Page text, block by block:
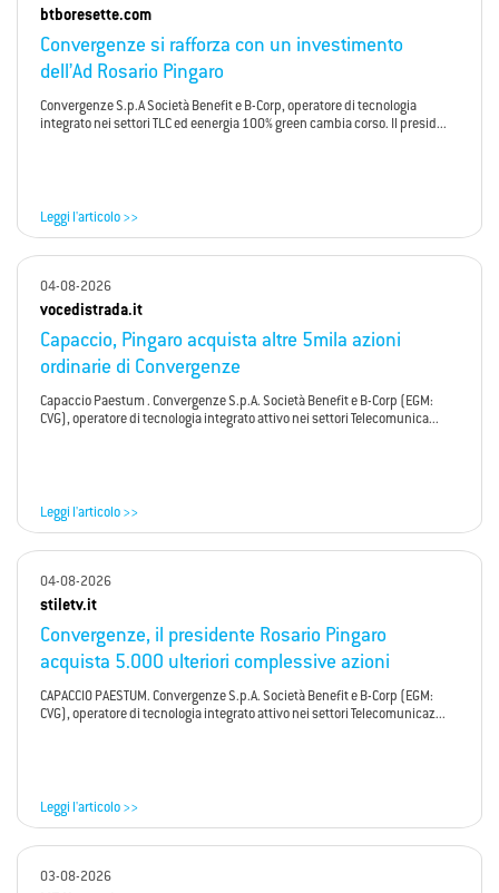
btboresette.com
Convergenze si rafforza con un investimento
dell’Ad Rosario Pingaro
Convergenze S.p.A Società Benefit e B-Corp, operatore di tecnologia
integrato nei settori TLC ed eenergia 100% green cambia corso. Il presid...
Leggi l'articolo >>
04-08-2026
vocedistrada.it
Capaccio, Pingaro acquista altre 5mila azioni
ordinarie di Convergenze
Capaccio Paestum . Convergenze S.p.A. Società Benefit e B-Corp (EGM:
CVG), operatore di tecnologia integrato attivo nei settori Telecomunica...
Leggi l'articolo >>
04-08-2026
stiletv.it
Convergenze, il presidente Rosario Pingaro
acquista 5.000 ulteriori complessive azioni
CAPACCIO PAESTUM. Convergenze S.p.A. Società Benefit e B-Corp (EGM:
CVG), operatore di tecnologia integrato attivo nei settori Telecomunicaz...
Leggi l'articolo >>
03-08-2026